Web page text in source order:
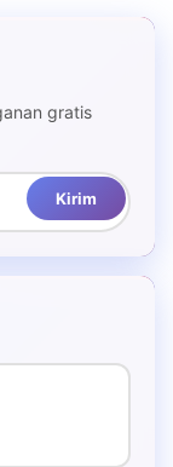
gratis
Kirim